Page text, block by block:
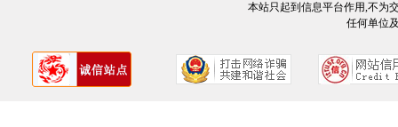
本站只起到信息平台作用,不为
任何单位